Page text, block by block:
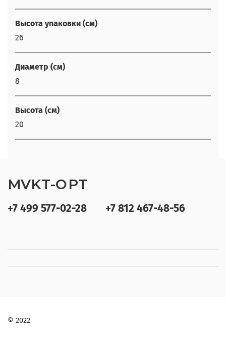
Высота упаковки (см)
26
Диаметр (см)
8
Высота (см)
20
+7 499 577-02-28 +7 812 467-48-56
MVKT-OPT
© 2022